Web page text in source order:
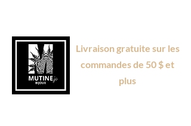
Livraison gratuite sur les
commandes de 50 $ et
plus